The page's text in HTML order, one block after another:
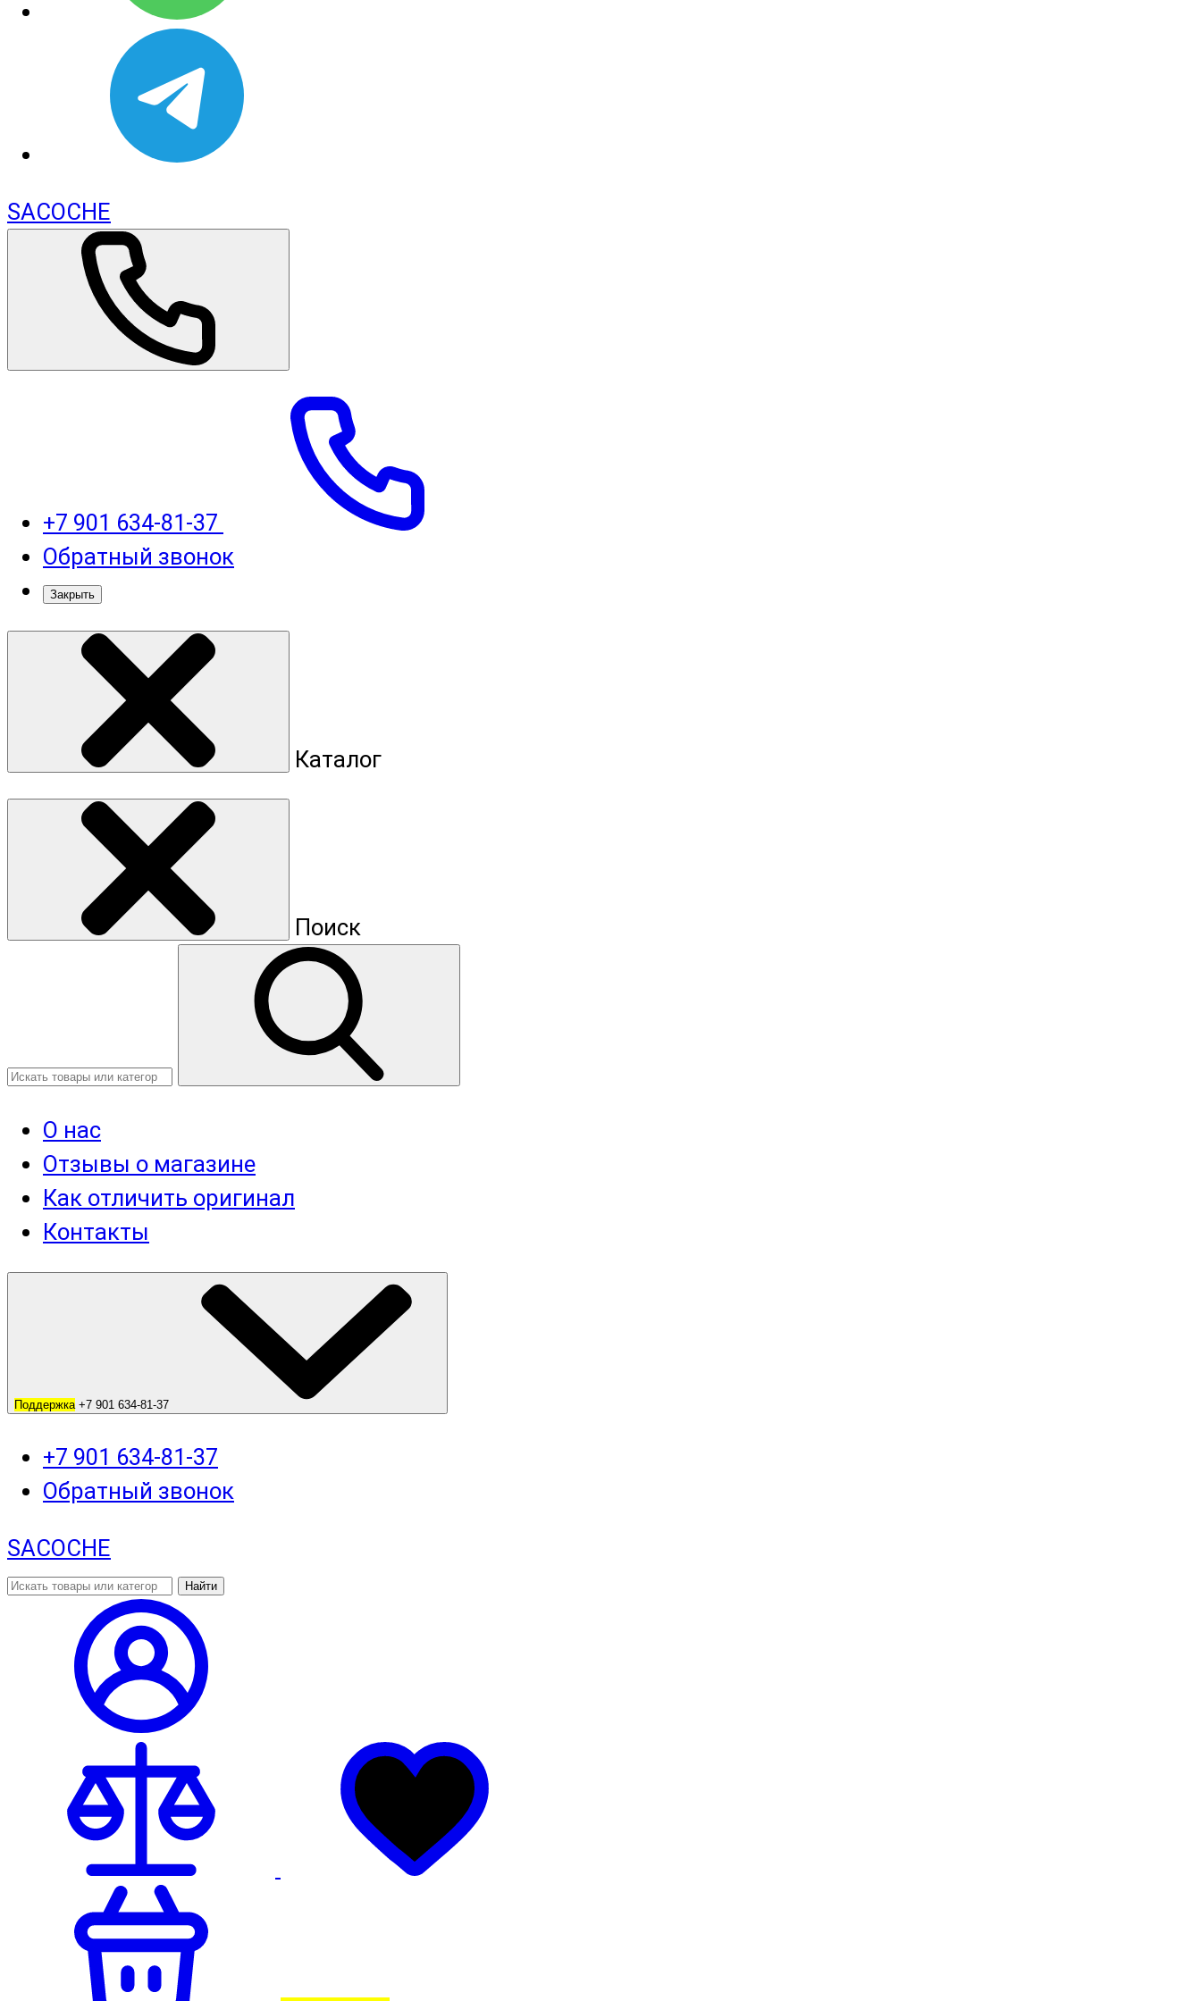
SACOCHE
+7 901 634-81-37
Обратный звонок
Закрыть
Каталог
Поиск
О нас
Отзывы о магазине
Как отличить оригинал
Контакты
Поддержка +7 901 634-81-37
+7 901 634-81-37
Обратный звонок
SACOCHE
Найти